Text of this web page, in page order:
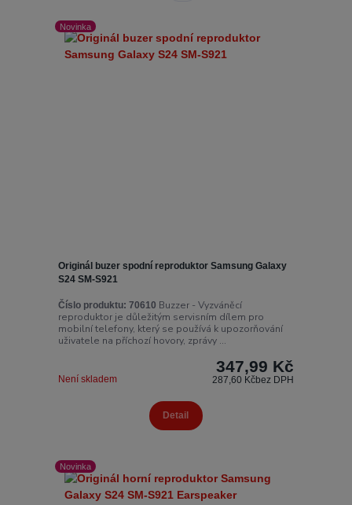
Novinka
Originál buzer spodní reproduktor Samsung Galaxy
S24 SM-S921
Číslo produktu: 70610 Buzzer - Vyzváněcí
reproduktor je důležitým servisním dílem pro
mobilní telefony, který se používá k upozorňování
uživatele na příchozí hovory, zprávy ...
347,99 Kč
287,60 Kčbez DPH
Není skladem
Detail
Novinka